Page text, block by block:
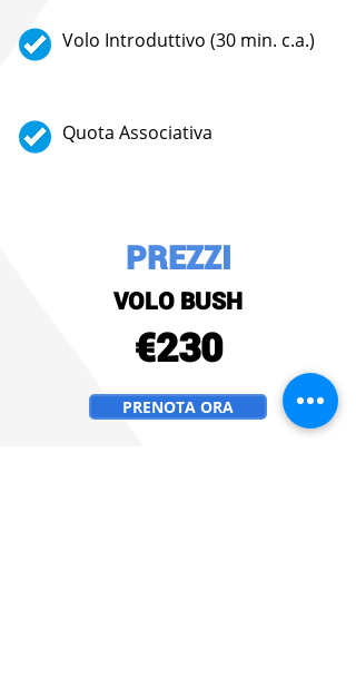
Volo Introduttivo (30 min. c.a.)
Quota Associativa
PREZZI
VOLO BUSH
€230
PRENOTA ORA